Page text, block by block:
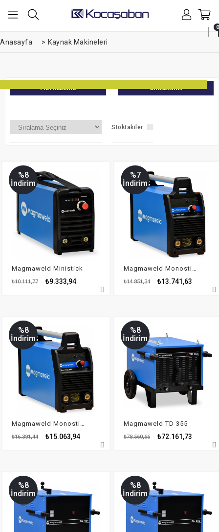
0
Anasayfa > Kaynak Makineleri
FILTRELEME SIRALAMA
Stoktakiler
Magmaweld Ministick
₺9.333,94
₺10.111,77
%8
İndirim
Magmaweld Monostick 165i
₺13.741,63
₺14.851,34
%7
İndirim
Magmaweld Monostick 200i
₺15.063,94
₺16.391,44
%8
İndirim
Magmaweld TD 355
₺72.161,73
₺78.560,66
%8
İndirim
%8
İndirim
%8
İndirim